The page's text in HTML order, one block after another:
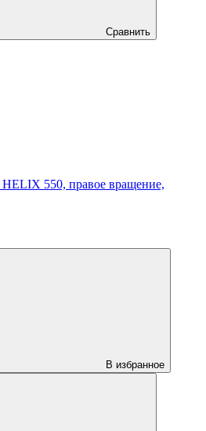
Сравнить
550, правое вращение,
В избранное